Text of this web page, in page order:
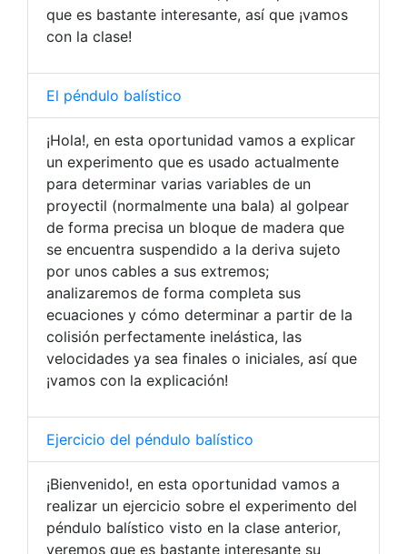
que es bastante interesante, así que ¡vamos
con la clase!
El péndulo balístico
¡Hola!, en esta oportunidad vamos a explicar
un experimento que es usado actualmente
para determinar varias variables de un
proyectil (normalmente una bala) al golpear
de forma precisa un bloque de madera que
se encuentra suspendido a la deriva sujeto
por unos cables a sus extremos;
analizaremos de forma completa sus
ecuaciones y cómo determinar a partir de la
colisión perfectamente inelástica, las
velocidades ya sea finales o iniciales, así que
¡vamos con la explicación!
Ejercicio del péndulo balístico
¡Bienvenido!, en esta oportunidad vamos a
realizar un ejercicio sobre el experimento del
péndulo balístico visto en la clase anterior,
veremos que es bastante interesante su